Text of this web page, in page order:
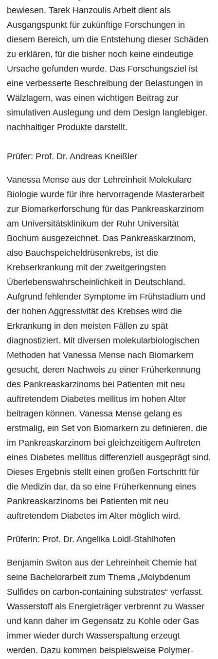
bewiesen. Tarek Hanzoulis Arbeit dient als
Ausgangspunkt für zukünftige Forschungen in
diesem Bereich, um die Entstehung dieser Schäden
zu erklären, für die bisher noch keine eindeutige
Ursache gefunden wurde. Das Forschungsziel ist
eine verbesserte Beschreibung der Belastungen in
Wälzlagern, was einen wichtigen Beitrag zur
simulativen Auslegung und dem Design langlebiger,
nachhaltiger Produkte darstellt.
Prüfer: Prof. Dr. Andreas Kneißler
Vanessa Mense aus der Lehreinheit Molekulare
Biologie wurde für ihre hervorragende Masterarbeit
zur Biomarkerforschung für das Pankreaskarzinom
am Universitätsklinikum der Ruhr Universität
Bochum ausgezeichnet. Das Pankreaskarzinom,
also Bauchspeicheldrüsenkrebs, ist die
Krebserkrankung mit der zweitgeringsten
Überlebenswahrscheinlichkeit in Deutschland.
Aufgrund fehlender Symptome im Frühstadium und
der hohen Aggressivität des Krebses wird die
Erkrankung in den meisten Fällen zu spät
diagnostiziert. Mit diversen molekularbiologischen
Methoden hat Vanessa Mense nach Biomarkern
gesucht, deren Nachweis zu einer Früherkennung
des Pankreaskarzinoms bei Patienten mit neu
auftretendem Diabetes mellitus im hohen Alter
beitragen können. Vanessa Mense gelang es
erstmalig, ein Set von Biomarkern zu definieren, die
im Pankreaskarzinom bei gleichzeitigem Auftreten
eines Diabetes mellitus differenziell ausgeprägt sind.
Dieses Ergebnis stellt einen großen Fortschritt für
die Medizin dar, da so eine Früherkennung eines
Pankreaskarzinoms bei Patienten mit neu
auftretendem Diabetes im Alter möglich wird.
Prüferin: Prof. Dr. Angelika Loidl-Stahlhofen
Benjamin Switon aus der Lehreinheit Chemie hat
seine Bachelorarbeit zum Thema „Molybdenum
Sulfides on carbon-containing substrates“ verfasst.
Wasserstoff als Energieträger verbrennt zu Wasser
und kann daher im Gegensatz zu Kohle oder Gas
immer wieder durch Wasserspaltung erzeugt
werden. Dazu kommen beispielsweise Polymer-